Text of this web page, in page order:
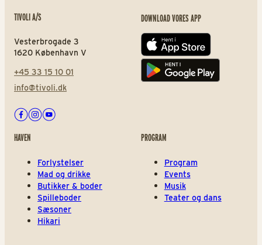
TIVOLI A/S
Vesterbrogade 3
1620 København V
+45 33 15 10 01
info@tivoli.dk
Facebook
Instagram
Youtube
DOWNLOAD VORES APP
App store
Play store
HAVEN
Forlystelser
Mad og drikke
Butikker & boder
Spilleboder
Sæsoner
Hikari
PROGRAM
Program
Events
Musik
Teater og dans